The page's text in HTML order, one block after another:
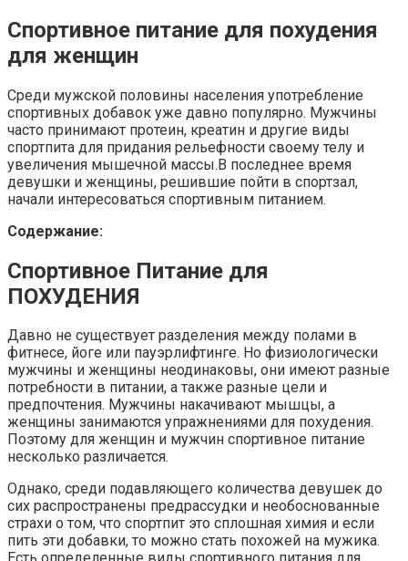
Спортивное питание для похудения
для женщин
Среди мужской половины населения употребление
спортивных добавок уже давно популярно. Мужчины
часто принимают протеин, креатин и другие виды
спортпита для придания рельефности своему телу и
увеличения мышечной массы.В последнее время
девушки и женщины, решившие пойти в спортзал,
начали интересоваться спортивным питанием.
Содержание:
Спортивное Питание для
ПОХУДЕНИЯ
Давно не существует разделения между полами в
фитнесе, йоге или пауэрлифтинге. Но физиологически
мужчины и женщины неодинаковы, они имеют разные
потребности в питании, а также разные цели и
предпочтения. Мужчины накачивают мышцы, а
женщины занимаются упражнениями для похудения.
Поэтому для женщин и мужчин спортивное питание
несколько различается.
Однако, среди подавляющего количества девушек до
сих распространены предрассудки и необоснованные
страхи о том, что спортпит это сплошная химия и если
пить эти добавки, то можно стать похожей на мужика.